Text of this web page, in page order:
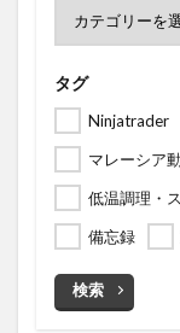
タグ
Ninjatrader
マレーシア
低温調理・
備忘録
検索